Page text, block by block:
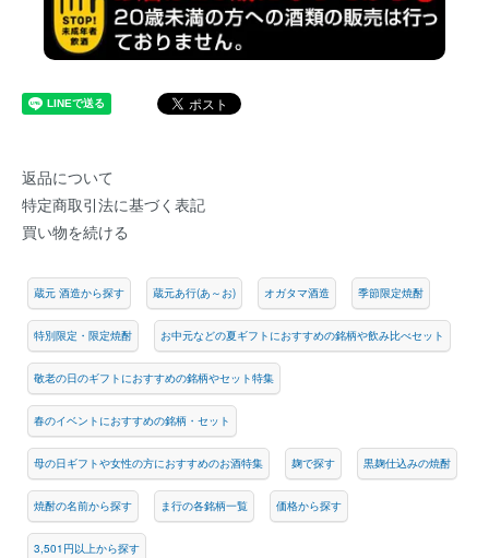
返品について
特定商取引法に基づく表記
買い物を続ける
蔵元 酒造から探す 蔵元あ行(あ～お) オガタマ酒造 季節限定焼酎
特別限定・限定焼酎 お中元などの夏ギフトにおすすめの銘柄や飲み比べセット
敬老の日のギフトにおすすめの銘柄やセット特集
春のイベントにおすすめの銘柄・セット
母の日ギフトや女性の方におすすめのお酒特集 麹で探す 黒麹仕込みの焼酎
焼酎の名前から探す ま行の各銘柄一覧 価格から探す
3,501円以上から探す